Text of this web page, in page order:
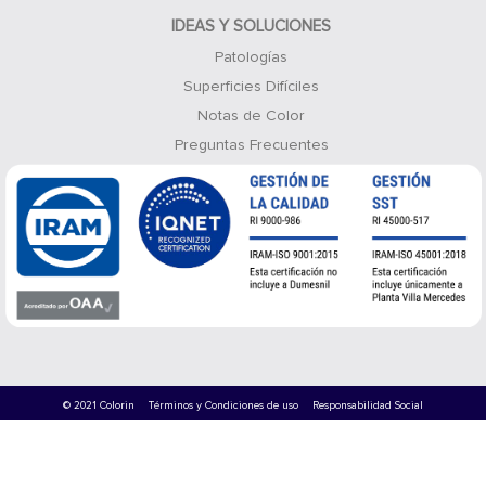
IDEAS Y SOLUCIONES
Patologías
Superficies Difíciles
Notas de Color
Preguntas Frecuentes
© 2021 Colorin Términos y Condiciones de uso Responsabilidad Social